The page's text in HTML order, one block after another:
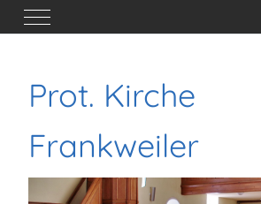
Mobile Menu Toggle
Prot. Kirche
Frankweiler